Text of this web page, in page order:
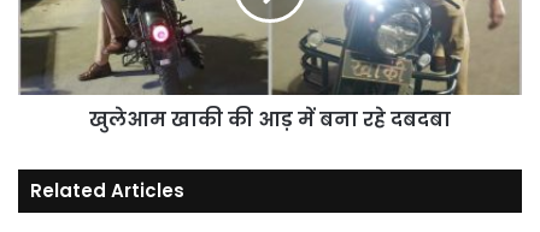
सजा
सुनाई
*
बना
रहे
दबदबा
खुलेआम खाकी की आड़ में बना रहे दबदबा
Related Articles